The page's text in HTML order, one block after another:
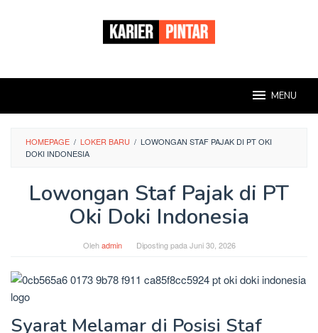
MENU
HOMEPAGE / LOKER BARU / LOWONGAN STAF PAJAK DI PT OKI
DOKI INDONESIA
Lowongan Staf Pajak di PT
Oki Doki Indonesia
Olehadmin Diposting pada Juni 30, 2026
Syarat Melamar di Posisi Staf